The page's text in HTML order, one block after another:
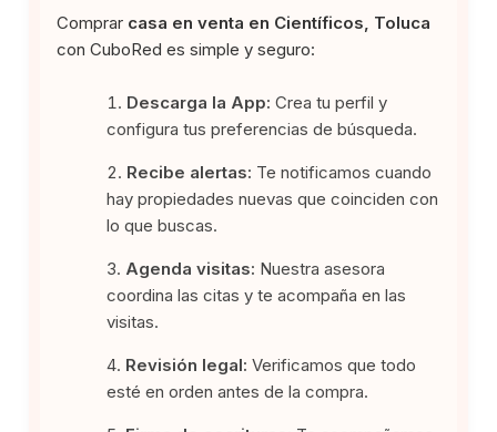
Comprar casa en venta en Científicos, Toluca
con CuboRed es simple y seguro:
Descarga la App: Crea tu perfil y
configura tus preferencias de búsqueda.
Recibe alertas: Te notificamos cuando
hay propiedades nuevas que coinciden con
lo que buscas.
Agenda visitas: Nuestra asesora
coordina las citas y te acompaña en las
visitas.
Revisión legal: Verificamos que todo
esté en orden antes de la compra.